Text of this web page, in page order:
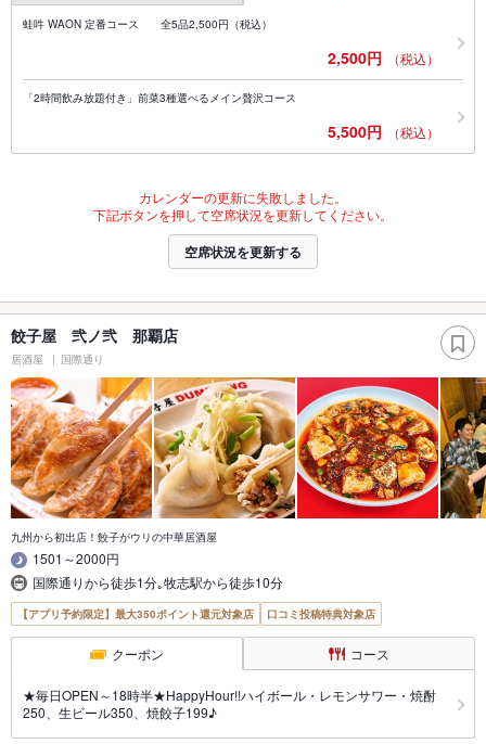
蛙吽 WAON 定番コース 全5品2,500円（税込）
2,500円 （税込）
「2時間飲み放題付き」前菜3種選べるメイン贅沢コース
5,500円 （税込）
カレンダーの更新に失敗しました。
下記ボタンを押して空席状況を更新してください。
空席状況を更新する
餃子屋 弐ノ弐 那覇店
居酒屋 国際通り
九州から初出店！餃子がウリの中華居酒屋
1501～2000円
国際通りから徒歩1分｡牧志駅から徒歩10分
【アプリ予約限定】最大350ポイント還元対象店 口コミ投稿特典対象店
クーポン コース
★毎日OPEN～18時半★HappyHour!!ハイボール・レモンサワー・焼酎
250、生ビール350、焼餃子199♪